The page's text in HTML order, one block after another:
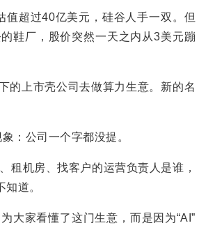
超过40亿美元，硅谷人手一双。但
鞋厂，股价突然一天之内从3美元蹦
的上市壳公司去做算力生意。新的名
：公司一个字都没提。
租机房、找客户的运营负责人是谁，
道。
大家看懂了这门生意，而是因为“AI”